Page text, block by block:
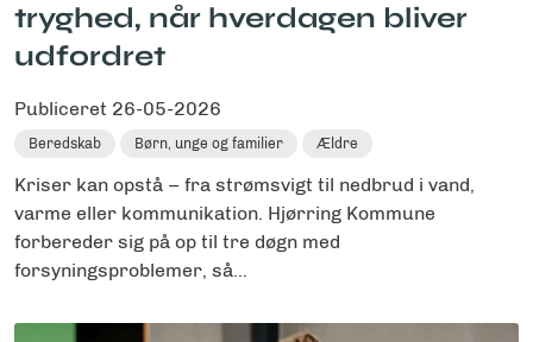
tryghed, når hverdagen bliver
udfordret
Publiceret 26-05-2026
Beredskab Børn, unge og familier Ældre
Kriser kan opstå – fra strømsvigt til nedbrud i vand,
varme eller kommunikation. Hjørring Kommune
forbereder sig på op til tre døgn med
forsyningsproblemer, så...